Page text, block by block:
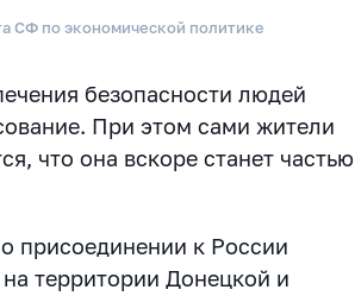
СФ по экономической политике
безопасности людей
При этом сами жители
что она вскоре станет частью
присоединении к России
территории Донецкой и